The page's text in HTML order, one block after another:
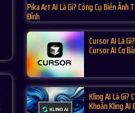
Pika Art AI Là Gì? Công Cụ Biến Ảnh
Đỉnh
Cursor AI Là
Cursor AI Cơ
Kling AI Là Gì?
Khoản Kling AI